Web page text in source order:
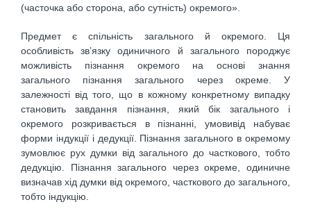
(часточка або сторона, або сутність) окремого».
Предмет є спільність загального й окремого. Ця
особливість зв’язку одиничного й загального породжує
можливість пізнання окремого на основі знання
загального пізнання загального через окреме. У
залежності від того, що в кожному конкретному випадку
становить завдання пізнання, який бік загального і
окремого розкривається в пізнанні, умовивід набуває
форми індукції і дедукції. Пізнання загального в окремому
зумовлює рух думки від загального до часткового, тобто
дедукцію. Пізнання загального через окреме, одиничне
визначав хід думки від окремого, часткового до загального,
тобто індукцію.